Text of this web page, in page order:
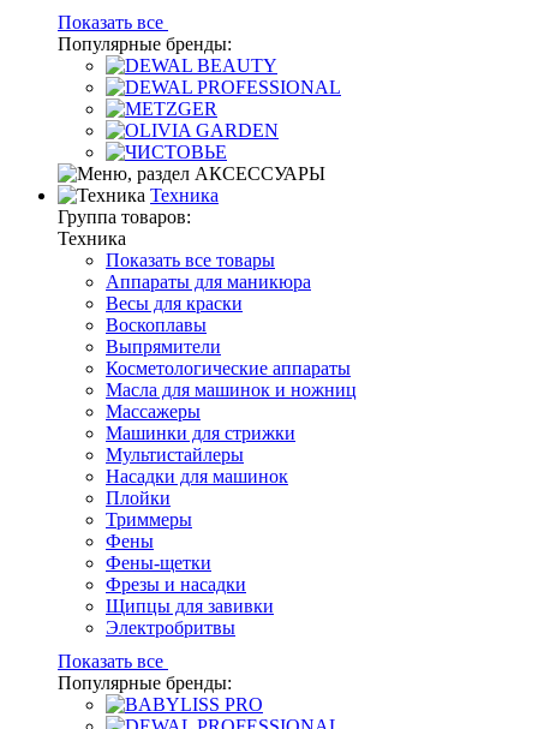
Показать все
Популярные бренды:
Техника
Группа товаров:
Техника
Показать все товары
Аппараты для маникюра
Весы для краски
Воскоплавы
Выпрямители
Косметологические аппараты
Масла для машинок и ножниц
Массажеры
Машинки для стрижки
Мультистайлеры
Насадки для машинок
Плойки
Триммеры
Фены
Фены-щетки
Фрезы и насадки
Щипцы для завивки
Электробритвы
Показать все
Популярные бренды: